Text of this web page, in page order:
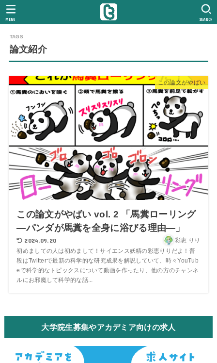
SEARCH
MENU
論文紹介
この論文がやばい
この論文がやばい vol. 2 「馬糞ローリング
―パンダが馬糞を全身に浴びる理由―」
2024.09.20 彩恵 りり
初めましての人は初めまして！サイエンス妖精の彩恵りりだよ！普
段はTwitterで最新の科学的な研究成果を解説していて、時々YouTub
eで科学的なトピックスについて動画を作ったり、他の方のチャンネ
ルにお邪魔して科学的な話...
大学院生募集やアカデミア向けの求人